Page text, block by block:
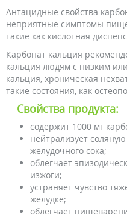
Антацидные свойства
неприятные симптомы
такие как кислотная
Карбонат кальция
кальция людям с низким
кальция, хроническая
такие состояния, как
Свойства продукта:
содержит 1000 мг
нейтрализует
желудочного сока;
облегчает
изжоги;
устраняет чувство
желудке;
облегчает